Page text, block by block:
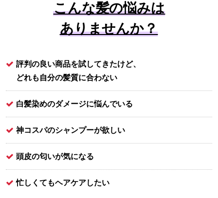
こんな髪の悩みは
ありませんか？
評判の良い商品を試してきたけど、
どれも自分の髪質に合わない
白髪染めのダメージに悩んでいる
神コスパのシャンプーが欲しい
頭皮の匂いが気になる
忙しくてもヘアケアしたい